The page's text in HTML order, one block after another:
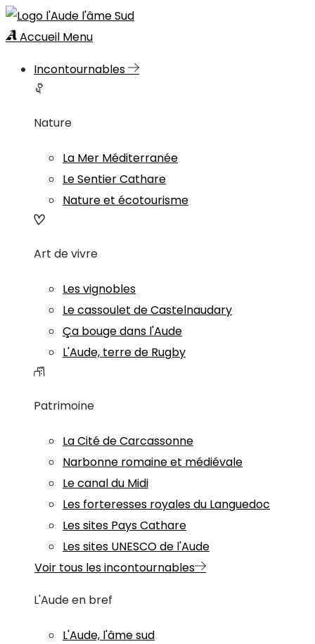
Accueil Menu
Incontournables
Nature
La Mer Méditerranée
Le Sentier Cathare
Nature et écotourisme
Art de vivre
Les vignobles
Le cassoulet de Castelnaudary
Ça bouge dans l'Aude
L'Aude, terre de Rugby
Patrimoine
La Cité de Carcassonne
Narbonne romaine et médiévale
Le canal du Midi
Les forteresses royales du Languedoc
Les sites Pays Cathare
Les sites UNESCO de l'Aude
Voir tous les incontournables
L'Aude en bref
L'Aude, l'âme sud